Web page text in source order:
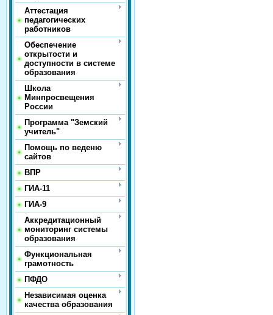
Аттестация
педагогических
работников
Обеспечение
открытости и
доступности в системе
образования
Школа
Минпросвещения
России
Программа "Земский
учитель"
Помощь по веденю
сайтов
ВПР
ГИА-11
ГИА-9
Аккредитационный
мониторинг системы
образования
Функциональная
грамотность
ПФДО
Независимая оценка
качества образования